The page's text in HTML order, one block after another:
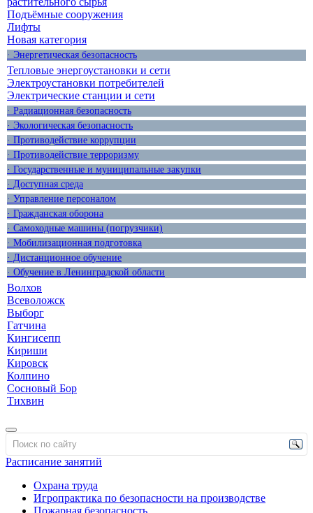
Подъёмные сооружения
Лифты
Новая категория
· Энергетическая безопасность
Тепловые энергоустановки и сети
Электроустановки потребителей
Электрические станции и сети
· Радиационная безопасность
· Экологическая безопасность
· Противодействие коррупции
· Противодействие терроризму
· Государственные и муниципальные закупки
· Доступная среда
· Управление персоналом
· Гражданская оборона
· Самоходные машины (погрузчики)
· Мобилизационная подготовка
· Дистанционное обучение
· Обучение в Ленинградской области
Волхов
Всеволожск
Выборг
Гатчина
Кингисепп
Кириши
Кировск
Колпино
Сосновый Бор
Тихвин
Расписание занятий
Охрана труда
Игропрактика по безопасности на производстве
Пожарная безопасность